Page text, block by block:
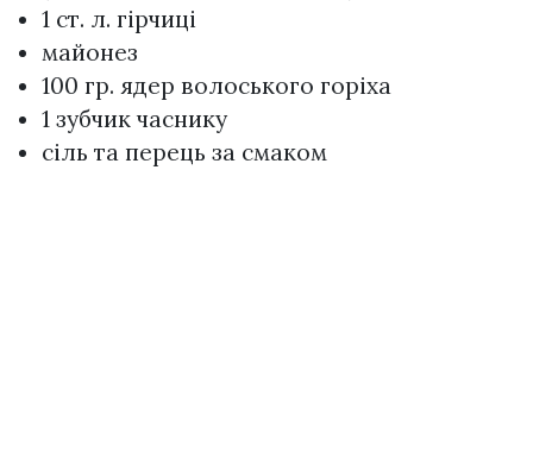
1 ст. л. гірчиці
майонез
100 гр. ядер волоського горіха
1 зубчик часнику
сіль та перець за смаком